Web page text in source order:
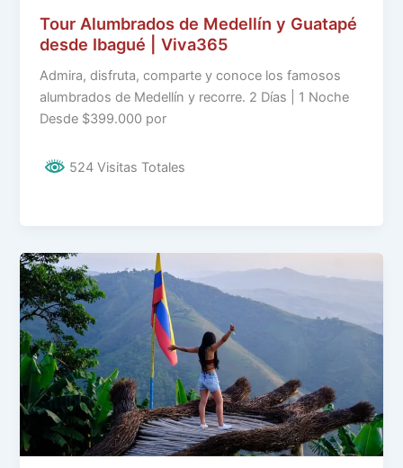
Tour Alumbrados de Medellín y Guatapé
desde Ibagué | Viva365
Admira, disfruta, comparte y conoce los famosos
alumbrados de Medellín y recorre. 2 Días | 1 Noche
Desde $399.000 por
524 Visitas Totales